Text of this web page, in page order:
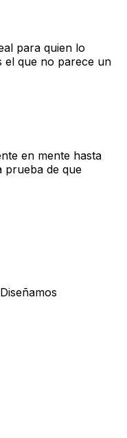
para quien lo
el que no parece un
en mente hasta
prueba de que